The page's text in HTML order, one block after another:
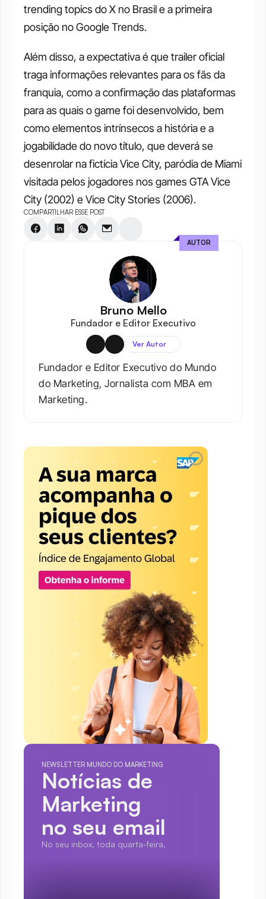
trending topics do X no Brasil e a primeira
posição no Google Trends.
Além disso, a expectativa é que trailer oficial
traga informações relevantes para os fãs da
franquia, como a confirmação das plataformas
para as quais o game foi desenvolvido, bem
como elementos intrínsecos a história e a
jogabilidade do novo título, que deverá se
desenrolar na fictícia Vice City, paródia de Miami
visitada pelos jogadores nos games GTA Vice
City (2002) e Vice City Stories (2006).
COMPARTILHAR ESSE POST
Bruno Mello
Fundador e Editor Executivo
Ver Autor
Fundador e Editor Executivo do Mundo
do Marketing, Jornalista com MBA em
Marketing.
AUTOR
NEWSLETTER MUNDO DO MARKETING
Notícias de
Marketing
no seu email
No seu inbox, toda quarta-feira.